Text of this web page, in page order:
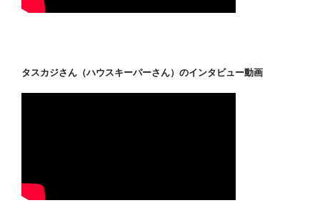
タスカジさん（ハウスキーパーさん）のインタビュー動画